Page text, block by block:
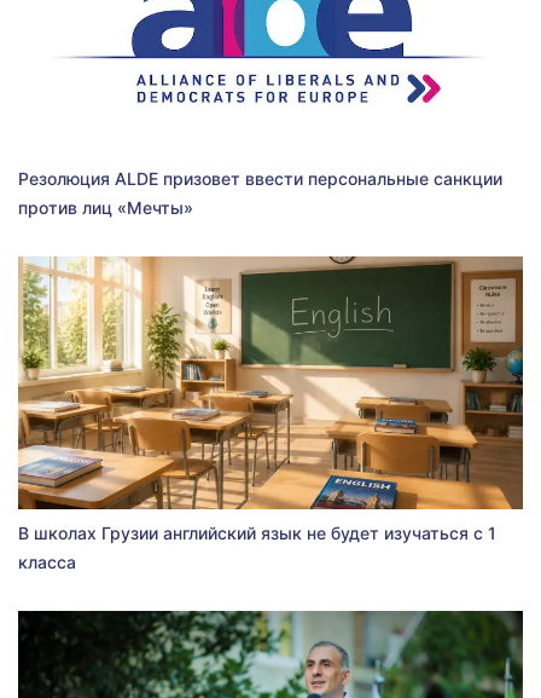
Резолюция ALDE призовет ввести персональные санкции
против лиц «Мечты»
В школах Грузии английский язык не будет изучаться с 1
класса